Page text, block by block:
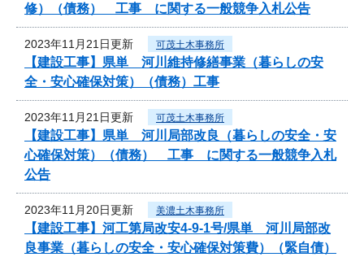
修）（債務） 工事 に関する一般競争入札公告
2023年11月21日更新 可茂土木事務所
【建設工事】県単 河川維持修繕事業（暮らしの安
全・安心確保対策）（債務）工事
2023年11月21日更新 可茂土木事務所
【建設工事】県単 河川局部改良（暮らしの安全・安
心確保対策）（債務） 工事 に関する一般競争入札
公告
2023年11月20日更新 美濃土木事務所
【建設工事】河工第局改安4-9-1号/県単 河川局部改
良事業（暮らしの安全・安心確保対策費）（緊自債）